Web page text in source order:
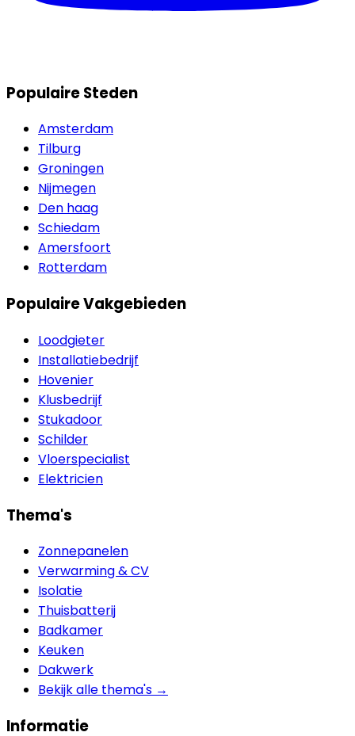
Populaire Steden
Amsterdam
Tilburg
Groningen
Nijmegen
Den haag
Schiedam
Amersfoort
Rotterdam
Populaire Vakgebieden
Loodgieter
Installatiebedrijf
Hovenier
Klusbedrijf
Stukadoor
Schilder
Vloerspecialist
Elektricien
Thema's
Zonnepanelen
Verwarming & CV
Isolatie
Thuisbatterij
Badkamer
Keuken
Dakwerk
Bekijk alle thema's →
Informatie